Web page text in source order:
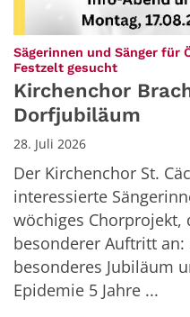
Sägerinnen und Sänger für
Festzelt gesucht:
Kirchenchor
Dorfjubiläum
28. Juli 2026
Der Kirchenchor St.
interessierte
wöchiges Chorprojekt,
besonderer Auftritt an:
besonderes Jubiläum
Epidemie 5 Jahre ...